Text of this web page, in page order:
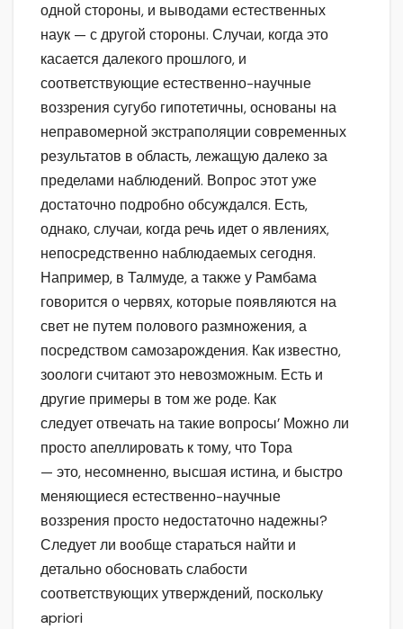
одной стороны, и выводами естественных
наук — с другой стороны. Случаи, когда это
касается далекого прошлого, и
соответствующие естественно-научные
воззрения сугубо гипотетичны, основаны на
неправомерной экстраполяции современных
результатов в область, лежащую далеко за
пределами наблюдений. Вопрос этот уже
достаточно подробно обсуждался. Есть,
однако, случаи, когда речь идет о явлениях,
непосредственно наблюдаемых сегодня.
Например, в Талмуде, а также у Рамбама
говорится о червях, которые появляются на
свет не путем полового размножения, а
посредством самозарождения. Как известно,
зоологи считают это невозможным. Есть и
другие примеры в том же роде. Как
следует отвечать на такие вопросы’ Можно ли
просто апеллировать к тому, что Тора
— это, несомненно, высшая истина, и быстро
меняющиеся естественно-научные
воззрения просто недостаточно надежны?
Следует ли вообще стараться найти и
детально обосновать слабости
соответствующих утверждений, поскольку
apriori